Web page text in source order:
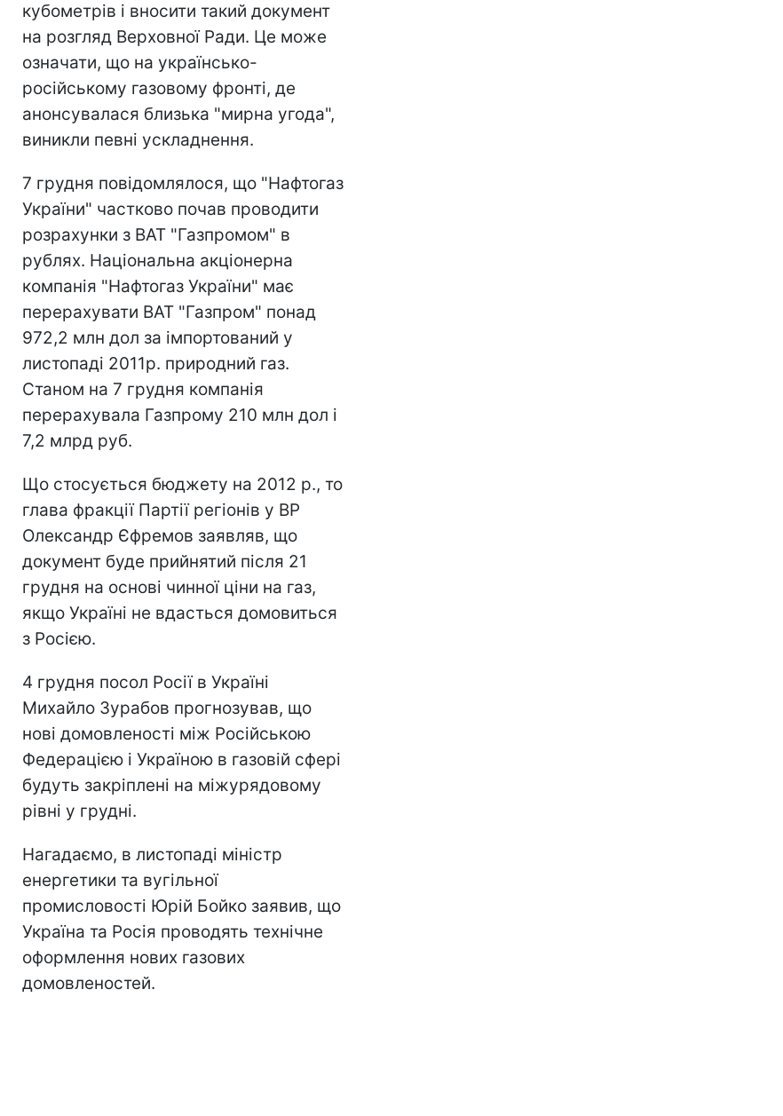
кубометрів і вносити такий документ
на розгляд Верховної Ради. Це може
означати, що на українсько-
російському газовому фронті, де
анонсувалася близька "мирна угода",
виникли певні ускладнення.
7 грудня повідомлялося, що "Нафтогаз
України" частково почав проводити
розрахунки з ВАТ "Газпромом" в
рублях. Національна акціонерна
компанія "Нафтогаз України" має
перерахувати ВАТ "Газпром" понад
972,2 млн дол за імпортований у
листопаді 2011р. природний газ.
Станом на 7 грудня компанія
перерахувала Газпрому 210 млн дол і
7,2 млрд руб.
Що стосується бюджету на 2012 р., то
глава фракції Партії регіонів у ВР
Олександр Єфремов заявляв, що
документ буде прийнятий після 21
грудня на основі чинної ціни на газ,
якщо Україні не вдасться домовиться
з Росією.
4 грудня посол Росії в Україні
Михайло Зурабов прогнозував, що
нові домовленості між Російською
Федерацією і Україною в газовій сфері
будуть закріплені на міжурядовому
рівні у грудні.
Нагадаємо, в листопаді міністр
енергетики та вугільної
промисловості Юрій Бойко заявив, що
Україна та Росія проводять технічне
оформлення нових газових
домовленостей.